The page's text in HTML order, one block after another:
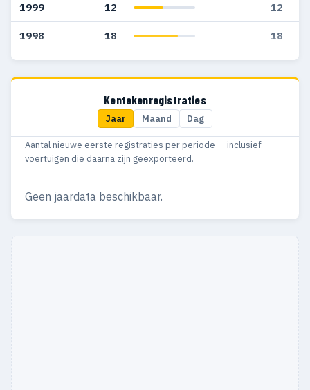
1999 12 12
1998 18 18
1997 11 11
7
1993 3
1990 1 1
Kentekenregistraties
Jaar Maand Dag
Aantal nieuwe eerste registraties per periode — inclusief
voertuigen die daarna zijn geëxporteerd.
Geen jaardata beschikbaar.